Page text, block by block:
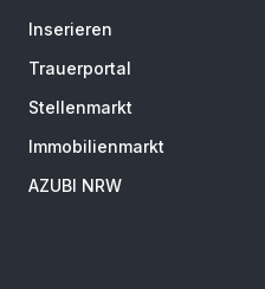
Inserieren
Trauerportal
Stellenmarkt
Immobilienmarkt
AZUBI NRW